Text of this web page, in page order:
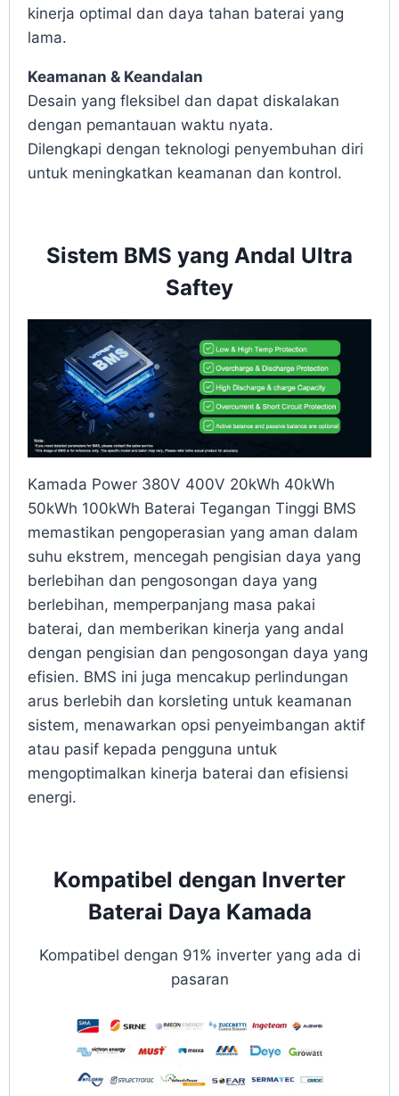
kinerja optimal dan daya tahan baterai yang
lama.
Keamanan & Keandalan
Desain yang fleksibel dan dapat diskalakan
dengan pemantauan waktu nyata.
Dilengkapi dengan teknologi penyembuhan diri
untuk meningkatkan keamanan dan kontrol.
Sistem BMS yang Andal Ultra
Saftey
Kamada Power 380V 400V 20kWh 40kWh
50kWh 100kWh Baterai Tegangan Tinggi BMS
memastikan pengoperasian yang aman dalam
suhu ekstrem, mencegah pengisian daya yang
berlebihan dan pengosongan daya yang
berlebihan, memperpanjang masa pakai
baterai, dan memberikan kinerja yang andal
dengan pengisian dan pengosongan daya yang
efisien. BMS ini juga mencakup perlindungan
arus berlebih dan korsleting untuk keamanan
sistem, menawarkan opsi penyeimbangan aktif
atau pasif kepada pengguna untuk
mengoptimalkan kinerja baterai dan efisiensi
energi.
Kompatibel dengan Inverter
Baterai Daya Kamada
Kompatibel dengan 91% inverter yang ada di
pasaran